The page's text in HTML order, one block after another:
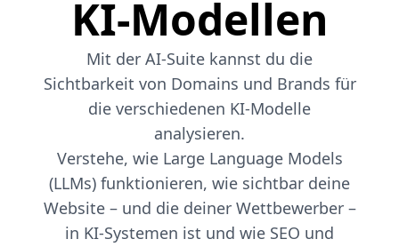
KI-Modellen
Mit der AI-Suite kannst du die
Sichtbarkeit von Domains und Brands für
die verschiedenen KI-Modelle
analysieren.
Verstehe, wie Large Language Models
(LLMs) funktionieren, wie sichtbar deine
Website – und die deiner Wettbewerber –
in KI-Systemen ist und wie SEO und